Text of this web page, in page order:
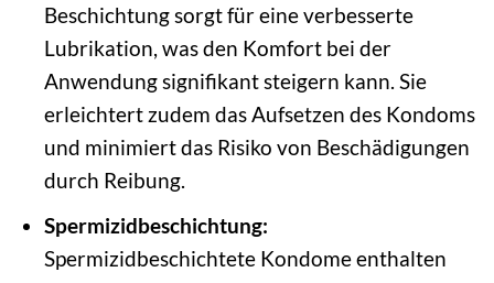
Beschichtung sorgt für eine verbesserte
Lubrikation, was den Komfort bei der
Anwendung signifikant steigern kann. Sie
erleichtert zudem das Aufsetzen des Kondoms
und minimiert das Risiko von Beschädigungen
durch Reibung.
Spermizidbeschichtung:
Spermizidbeschichtete Kondome enthalten